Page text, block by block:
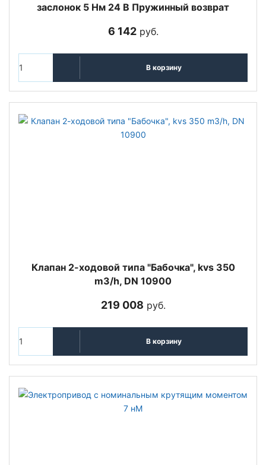
заслонок 5 Нм 24 В Пружинный возврат
6 142руб.
В корзину
Клапан 2-ходовой типа "Бабочка", kvs 350
m3/h, DN 10900
219 008 руб.
В корзину